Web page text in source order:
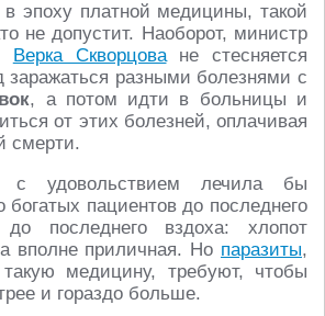
в эпоху платной медицины, такой
не допустит. Наоборот, министр
Верка Скворцоване стесняется
заражаться разными болезнями с
, а потом идти в больницы и
от этих болезней, оплачивая
смерти.
с удовольствием лечила бы
пациентов до последнего
последнего вздоха: хлопот
вполне приличная. Но паразиты,
такую медицину, требуют, чтобы
и гораздо больше.